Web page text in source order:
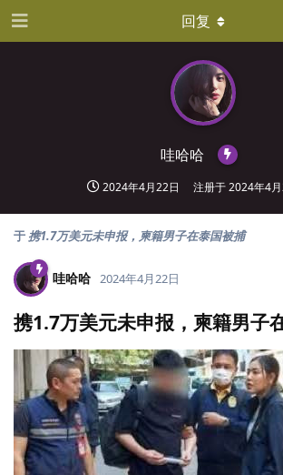
哇哈哈
2024年4月22日 注册于2024年4
回复
于 携1.7万美元未申报，柬籍男子在泰国被捕
哇哈哈 2024年4月22日
携1.7万美元未申报，柬籍男子